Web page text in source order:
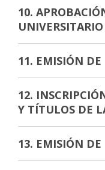
10.
11. EMISIÓN DE
12.
Y TÍTULOS DE
13. EMISIÓN